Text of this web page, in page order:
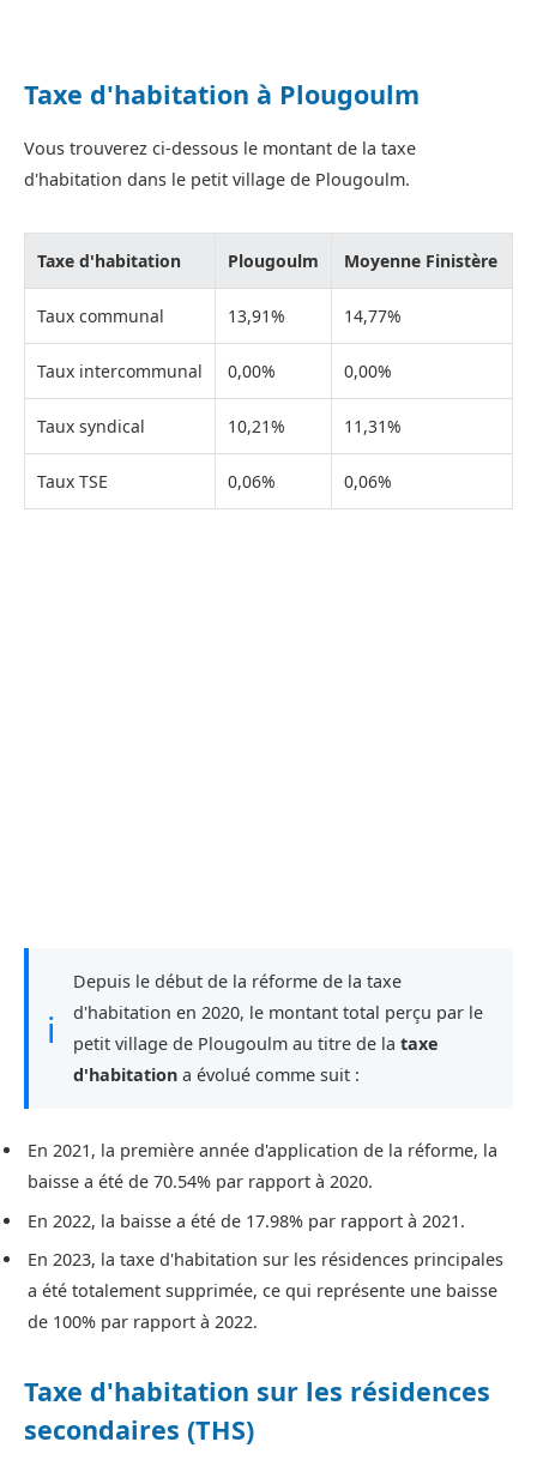
Taxe d'habitation à Plougoulm
Vous trouverez ci-dessous le montant de la taxe
d'habitation dans le petit village de Plougoulm.
Taxe d'habitation Plougoulm Moyenne Finistère
Taux communal 13,91% 14,77%
Taux intercommunal 0,00% 0,00%
Taux syndical 10,21% 11,31%
Taux TSE 0,06% 0,06%
ℹ
Depuis le début de la réforme de la taxe
d'habitation en 2020, le montant total perçu par le
petit village de Plougoulm au titre de la taxe
d'habitation a évolué comme suit :
En 2021, la première année d'application de la réforme, la
baisse a été de 70.54% par rapport à 2020.
En 2022, la baisse a été de 17.98% par rapport à 2021.
En 2023, la taxe d'habitation sur les résidences principales
a été totalement supprimée, ce qui représente une baisse
de 100% par rapport à 2022.
Taxe d'habitation sur les résidences
secondaires (THS)